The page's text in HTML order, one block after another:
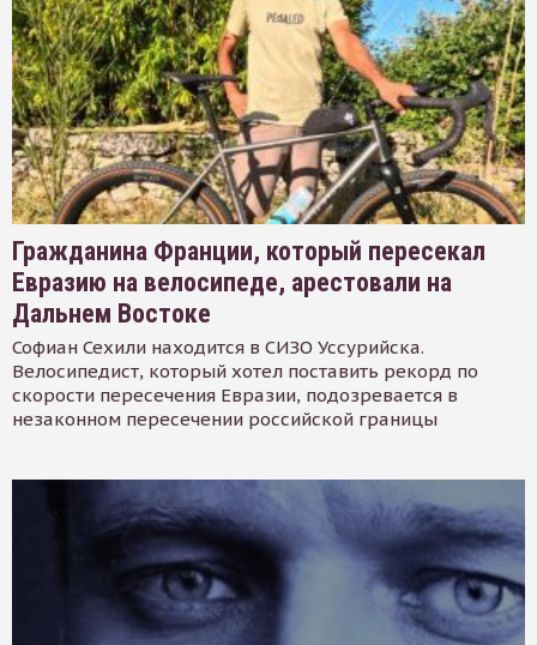
Гражданина Франции, который пересекал
Евразию на велосипеде, арестовали на
Дальнем Востоке
Софиан Сехили находится в СИЗО Уссурийска.
Велосипедист, который хотел поставить рекорд по
скорости пересечения Евразии, подозревается в
незаконном пересечении российской границы